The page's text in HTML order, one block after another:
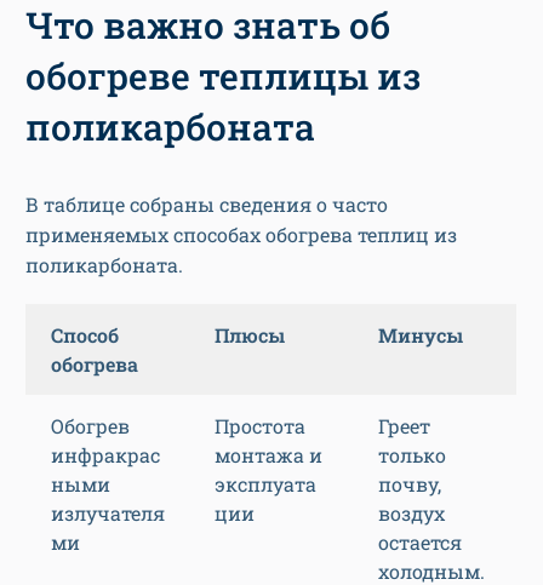
Что важно знать об
обогреве теплицы из
поликарбоната
В таблице собраны сведения о часто
применяемых способах обогрева теплиц из
поликарбоната.
Способ
обогрева
Плюсы Минусы
Обогрев
инфракрас
ными
излучателя
ми
Простота
монтажа и
эксплуата
ции
Греет
только
почву,
воздух
остается
холодным.